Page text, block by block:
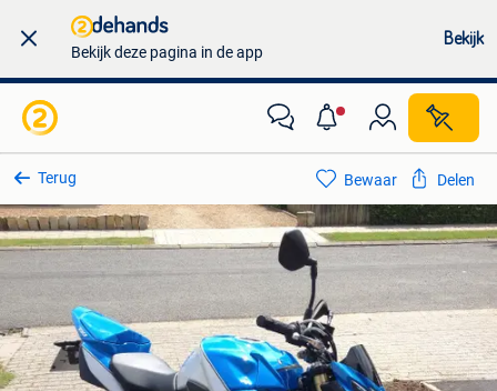
Bekijk deze pagina in de app
Bekijk
Terug Bewaar Delen